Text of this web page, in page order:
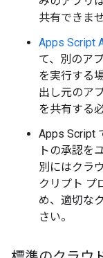
共有できませ
Apps Script
て、別のア
を実行する
出し元のア
を共有する
Apps Script
トの承認を
別にはクラ
クリプト プ
め、適切な
さい。